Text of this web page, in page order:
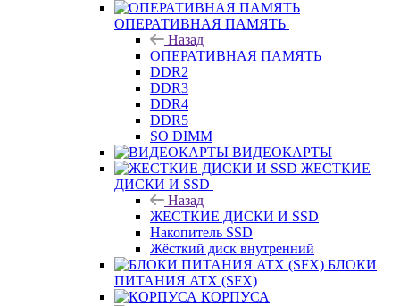
ОПЕРАТИВНАЯ ПАМЯТЬ
Назад
ОПЕРАТИВНАЯ ПАМЯТЬ
DDR2
DDR3
DDR4
DDR5
SO DIMM
ВИДЕОКАРТЫ
ЖЕСТКИЕ
ДИСКИ И SSD
Назад
ЖЕСТКИЕ ДИСКИ И SSD
Накопитель SSD
Жёсткий диск внутренний
БЛОКИ
ПИТАНИЯ ATX (SFX)
КОРПУСА